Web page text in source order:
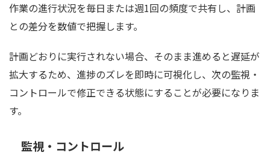
作業の進行状況を毎日または週1回の頻度で共有し、計画
との差分を数値で把握します。
計画どおりに実行されない場合、そのまま進めると遅延が
拡大するため、進捗のズレを即時に可視化し、次の監視・
コントロールで修正できる状態にすることが必要になりま
す。
監視・コントロール